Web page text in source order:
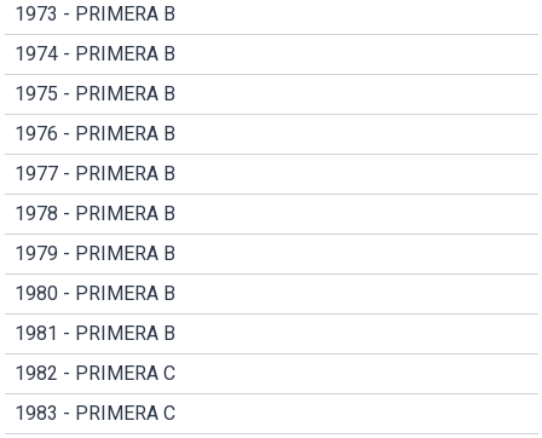
1973 - PRIMERA B
1974 - PRIMERA B
1975 - PRIMERA B
1976 - PRIMERA B
1977 - PRIMERA B
1978 - PRIMERA B
1979 - PRIMERA B
1980 - PRIMERA B
1981 - PRIMERA B
1982 - PRIMERA C
1983 - PRIMERA C